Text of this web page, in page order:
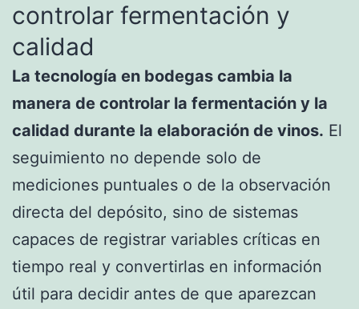
controlar fermentación y
calidad
La tecnología en bodegas cambia la
manera de controlar la fermentación y la
calidad durante la elaboración de vinos. El
seguimiento no depende solo de
mediciones puntuales o de la observación
directa del depósito, sino de sistemas
capaces de registrar variables críticas en
tiempo real y convertirlas en información
útil para decidir antes de que aparezcan